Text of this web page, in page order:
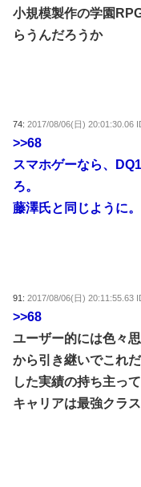
小規模製作の学園
らうんだろうか
74:2017/08/06(日) 20:01:30.06
>>68
スマホゲーなら、
ろ。
藤澤氏と同じように。
91:2017/08/06(日) 20:11:55.63
>>68
ユーザー的には色々
から引き継いでこれ
した実績の持ち主っ
キャリアは最強クラ